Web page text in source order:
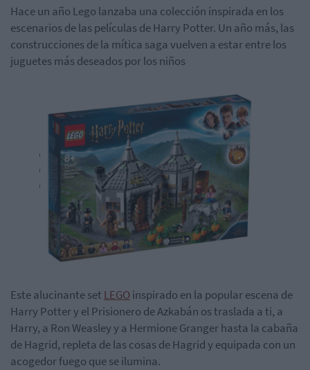
Hace un año Lego lanzaba una colección inspirada en los
escenarios de las películas de Harry Potter. Un año más, las
construcciones de la mítica saga vuelven a estar entre los
juguetes más deseados por los niños
Este alucinante set LEGO inspirado en la popular escena de
Harry Potter y el Prisionero de Azkabán os traslada a ti, a
Harry, a Ron Weasley y a Hermione Granger hasta la cabaña
de Hagrid, repleta de las cosas de Hagrid y equipada con un
acogedor fuego que se ilumina.